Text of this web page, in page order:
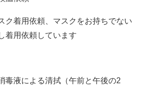
ク着用依頼、マスクをお持ちでない
着用依頼しています
毒液による清拭（午前と午後の2